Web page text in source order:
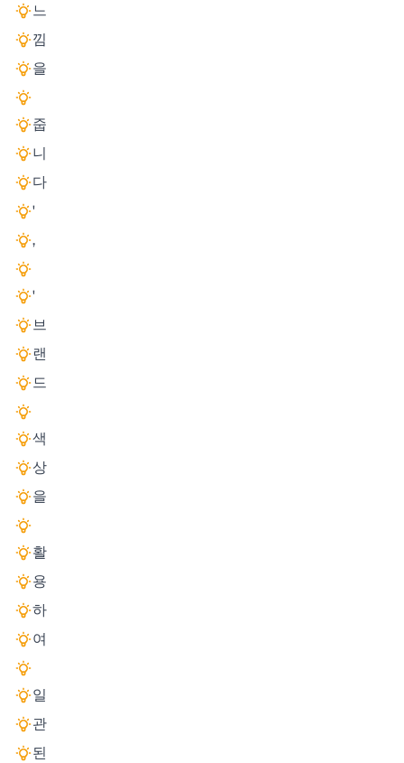
느
낌
을
줍
니
다
'
,
'
브
랜
드
색
상
을
활
용
하
여
일
관
된